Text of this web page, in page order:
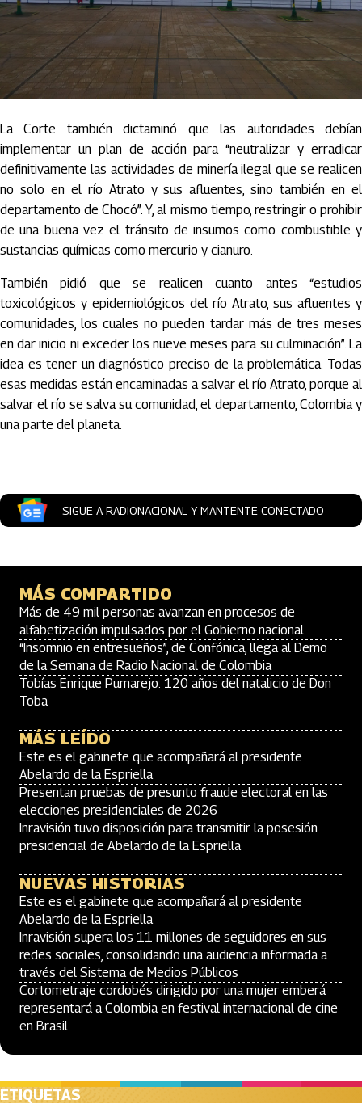
La Corte también dictaminó que las autoridades debían
implementar un plan de acción para “neutralizar y erradicar
definitivamente las actividades de minería ilegal que se realicen
no solo en el río Atrato y sus afluentes, sino también en el
departamento de Chocó”. Y, al mismo tiempo, restringir o prohibir
de una buena vez el tránsito de insumos como combustible y
sustancias químicas como mercurio y cianuro.
También pidió que se realicen cuanto antes “estudios
toxicológicos y epidemiológicos del río Atrato, sus afluentes y
comunidades, los cuales no pueden tardar más de tres meses
en dar inicio ni exceder los nueve meses para su culminación”. La
idea es tener un diagnóstico preciso de la problemática. Todas
esas medidas están encaminadas a salvar el río Atrato, porque al
salvar el río se salva su comunidad, el departamento, Colombia y
una parte del planeta.
SIGUE A RADIONACIONAL Y MANTENTE CONECTADO
MÁS COMPARTIDO
Más de 49 mil personas avanzan en procesos de
alfabetización impulsados por el Gobierno nacional
“Insomnio en entresueños”, de Confónica, llega al Demo
de la Semana de Radio Nacional de Colombia
Tobías Enrique Pumarejo: 120 años del natalicio de Don
Toba
MÁS LEÍDO
Este es el gabinete que acompañará al presidente
Abelardo de la Espriella
Presentan pruebas de presunto fraude electoral en las
elecciones presidenciales de 2026
Inravisión tuvo disposición para transmitir la posesión
presidencial de Abelardo de la Espriella
NUEVAS HISTORIAS
Este es el gabinete que acompañará al presidente
Abelardo de la Espriella
Inravisión supera los 11 millones de seguidores en sus
redes sociales, consolidando una audiencia informada a
través del Sistema de Medios Públicos
Cortometraje cordobés dirigido por una mujer emberá
representará a Colombia en festival internacional de cine
en Brasil
ETIQUETAS